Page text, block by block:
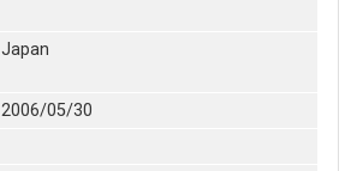
Japan
2006/05/30